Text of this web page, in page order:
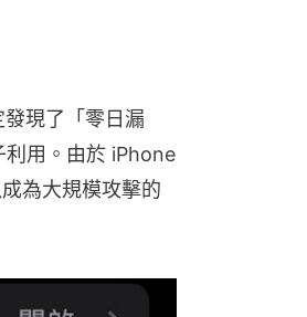
現了「零日漏
用。由於 iPhone
為大規模攻擊的